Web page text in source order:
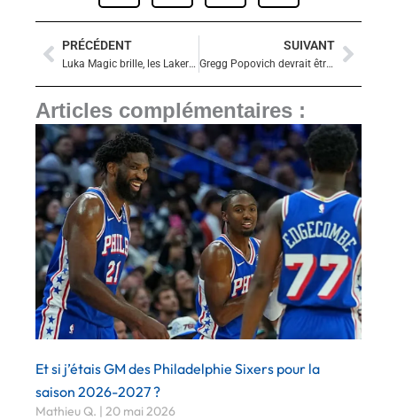
Précédent
PRÉCÉDENT
Luka Magic brille, les Lakers brisent la série des Nuggets !
SUIVANT
Gregg Popovich devrait être absent jusqu’à la fin de saison, bientôt la fin d’une époque aux Spurs ?
Articles complémentaires :
Et si j’étais GM des Philadelphie Sixers pour la
saison 2026-2027 ?
Mathieu Q. 20 mai 2026